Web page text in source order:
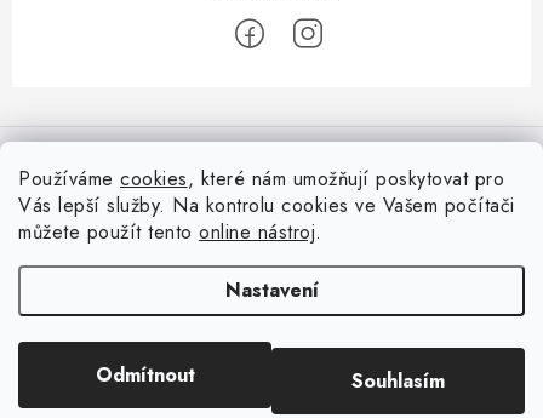
Používáme cookies, které nám umožňují poskytovat pro
Vás lepší služby. Na kontrolu cookies ve Vašem počítači
můžete použít tento online nástroj.
Nastavení
Odmítnout Souhlasím
á
Doprava
Oblíbené ♥️
Hodnocení obchodu
Nepřehlédněte
Blog s nápady a návody
Slovník pojmů, české návody
Reklamace a vrácení zboží
Vytvořil Shoptet
. Všechna práva vyhrazena.Upravit nastavení